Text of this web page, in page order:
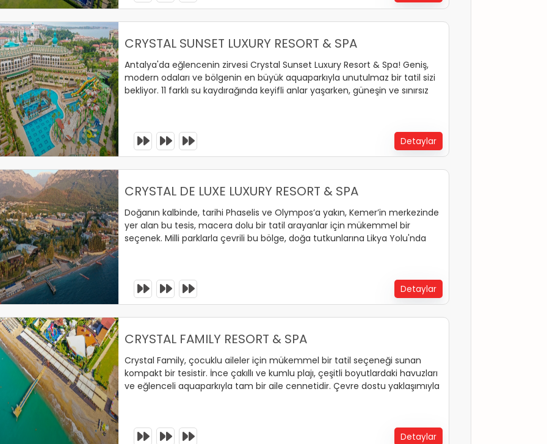
CRYSTAL SUNSET LUXURY RESORT & SPA
Antalya'da eğlencenin zirvesi Crystal Sunset Luxury Resort & Spa! Geniş,
modern odaları ve bölgenin en büyük aquaparkıyla unutulmaz bir tatil sizi
bekliyor. 11 farklı su kaydırağında keyifli anlar yaşarken, güneşin ve sınırsız
Detaylar
CRYSTAL DE LUXE LUXURY RESORT & SPA
Doğanın kalbinde, tarihi Phaselis ve Olympos’a yakın, Kemer’in merkezinde
yer alan bu tesis, macera dolu bir tatil arayanlar için mükemmel bir
seçenek. Milli parklarla çevrili bu bölge, doğa tutkunlarına Likya Yolu'nda
ünlü gece kulüplerine olan yakınlık sayesinde dolu dolu bir tatil
yaşayacaklar!
Detaylar
CRYSTAL FAMILY RESORT & SPA
Crystal Family, çocuklu aileler için mükemmel bir tatil seçeneği sunan
kompakt bir tesistir. İnce çakıllı ve kumlu plajı, çeşitli boyutlardaki havuzları
ve eğlenceli aquaparkıyla tam bir aile cennetidir. Çevre dostu yaklaşımıyla
ödüllendirilmiştir. Toplamda 380 odasıyla misafirlerine konforlu bir tatil
deneyimi sunmaktadır.
Detaylar